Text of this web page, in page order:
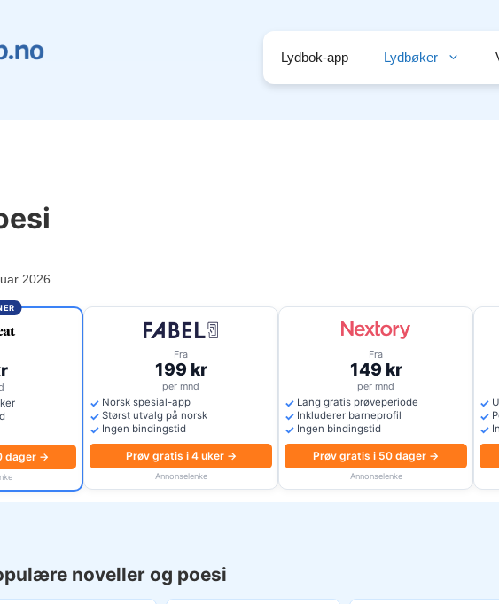
Lydbok-app Lydbøker
2026
dager →
Fra
199 kr
per mnd
Norsk spesial-app
Størst utvalg på norsk
Ingen bindingstid
Prøv gratis i 4 uker →
Annonselenke
Fra
149 kr
per mnd
Lang gratis prøveperiode
Inkluderer barneprofil
Ingen bindingstid
Prøv gratis i 50 dager →
Annonselenke
noveller og poesi